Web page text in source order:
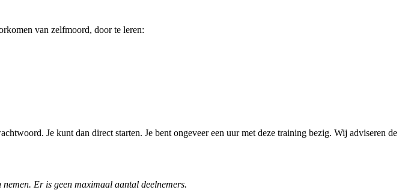
van zelfmoord, door te leren:
Je kunt dan direct starten. Je bent ongeveer een uur met deze training bezig. Wij adviseren de
Er is geen maximaal aantal deelnemers.